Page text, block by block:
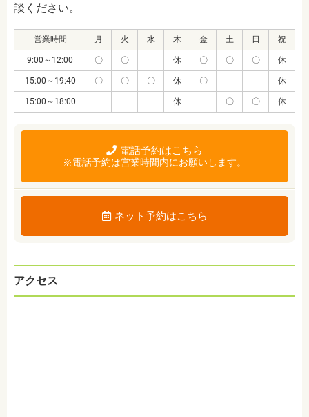
談ください。
営業時間 月 火 水 木 金 土 日 祝
9:00～12:00 〇 〇 休 〇 〇 〇 休
15:00～19:40 〇 〇 〇 休 〇 休
15:00～18:00 休 〇 〇 休
電話予約はこちら
※電話予約は営業時間内にお願いします。
ネット予約はこちら
アクセス